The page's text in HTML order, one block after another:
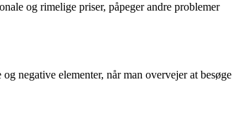
og rimelige priser, påpeger andre problemer
negative elementer, når man overvejer at besøge